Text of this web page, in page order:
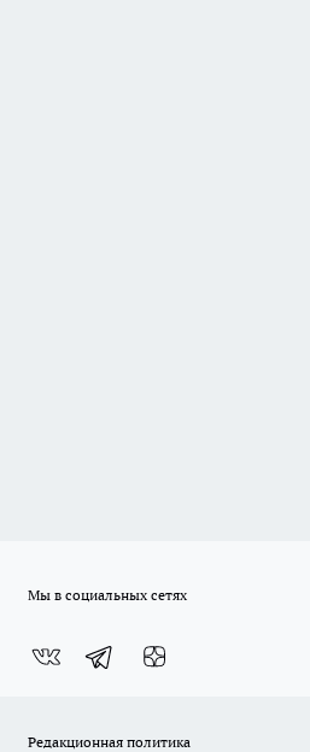
Мы в социальных сетях
Редакционная политика